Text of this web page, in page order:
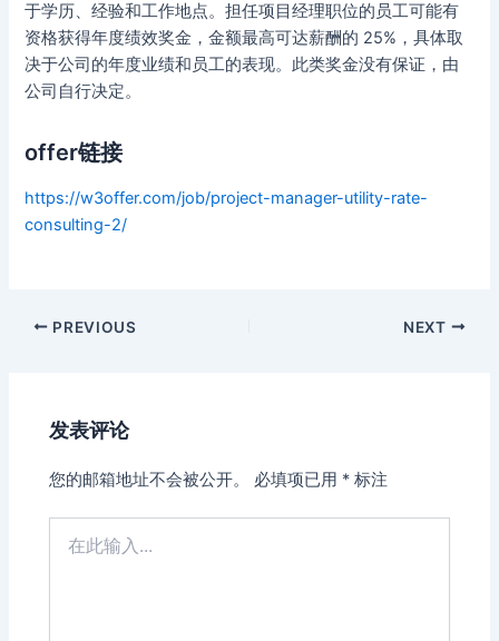
于学历、经验和工作地点。担任项目经理职位的员工可能有
资格获得年度绩效奖金，金额最高可达薪酬的 25%，具体取
决于公司的年度业绩和员工的表现。此类奖金没有保证，由
公司自行决定。
offer链接
https://w3offer.com/job/project-manager-utility-rate-
consulting-2/
Post
PREVIOUS NEXT
发表评论
您的邮箱地址不会被公开。 必填项已用 * 标注